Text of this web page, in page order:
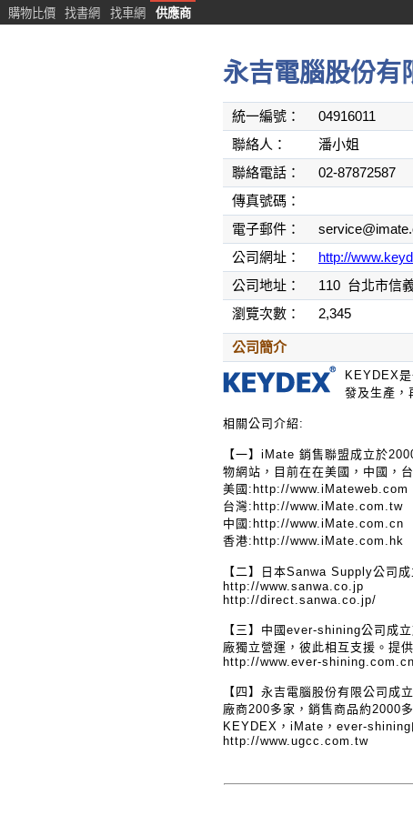
購物比價 找書網 找車網 供應商
永吉電腦股份有
統一編號：
04916011
聯絡人：
潘小姐
聯絡電話：
02-87872587
傳真號碼：
電子郵件：
公司網址：
http://
公司地址：
110 台北市信
瀏覽次數： 2,345
公司簡介
KEYDEX
發及生產，
相關公司介紹:
【一】iMate 銷售聯盟成立於
物網站，目前在在美國，中國，
美國:http://www.iMateweb.com
台灣:http://www.iMate.com.tw
中國:http://www.iMate.com.cn
香港:http://www.iMate.com.hk
【二】日本Sanwa Supply公司
http://www.sanwa.co.jp
http://direct.sanwa.co.jp/
【三】中國ever-shining公司成
廠獨立營運，彼此相互支援。提
http://www.ever-
【四】永吉電腦股份有限公司
廠商200多家，銷售商品約2000
KEYDEX，iMate，ever-shining
http://www.ugcc.com.tw